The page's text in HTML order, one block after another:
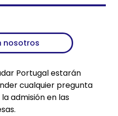
Portugal estarán
cualquier pregunta
admisión en las
nosotros